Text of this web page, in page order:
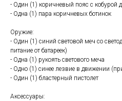
- Один (1) коричневый пояс с кобурой
- Одна (1) пара коричневых ботинок
Оружие:
- Один (1) синий световой меч со
питание от батареек)
- Одна (1) рукоять светового меча
- Одно (1) синее лезвие в движении
- Один (1) бластерный пистолет
Аксессуары: